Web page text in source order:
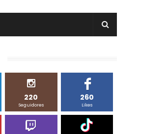
220
Seguidores
260
Likes